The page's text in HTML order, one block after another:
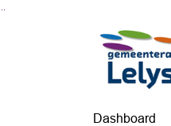
Dashboard